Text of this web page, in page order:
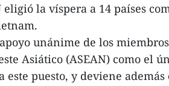
la víspera a 14 países
unánime de los
Asiático (ASEAN) como el
puesto, y deviene